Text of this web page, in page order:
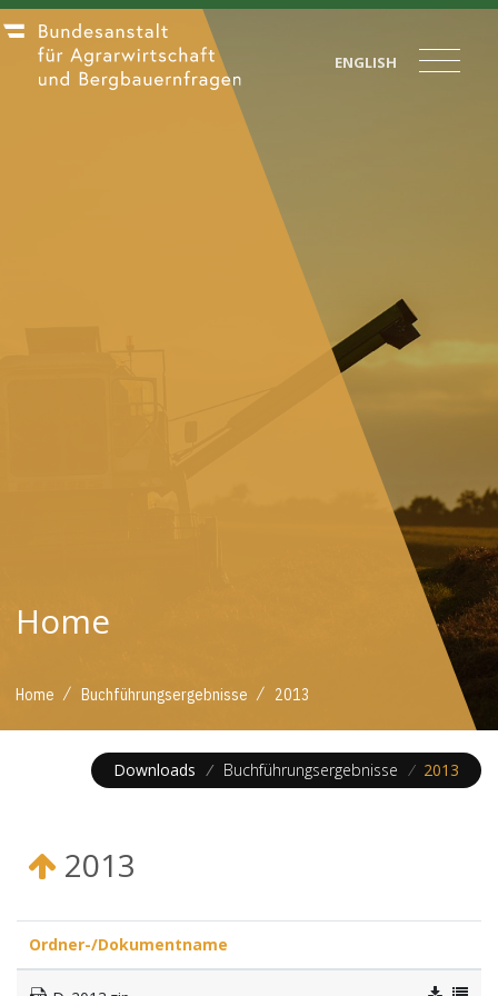
ENGLISH
Home
Home / Buchführungsergebnisse / 2013
Downloads / Buchführungsergebnisse / 2013
2013
Ordner-/Dokumentname